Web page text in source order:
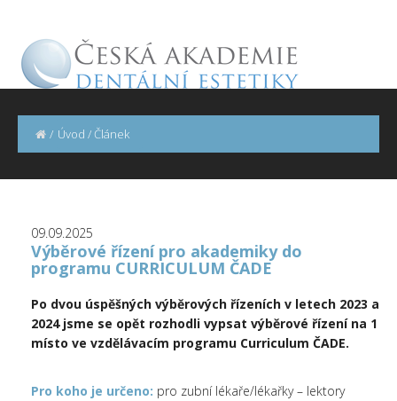
/ Úvod /Článek
09.09.2025
Výběrové řízení pro akademiky do
programu CURRICULUM ČADE
Po dvou úspěšných výběrových řízeních v letech 2023 a
2024 jsme se opět rozhodli vypsat výběrové řízení na 1
místo ve vzdělávacím programu Curriculum ČADE.
Pro koho je určeno: pro zubní lékaře/lékařky – lektory